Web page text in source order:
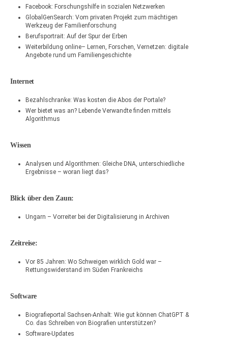
Facebook: Forschungshilfe in sozialen Netzwerken
GlobalGenSearch: Vom privaten Projekt zum mächtigen
Werkzeug der Familienforschung
⁠Berufsportrait: Auf der Spur der Erben
Weiterbildung online– Lernen, Forschen, Vernetzen: digitale
Angebote rund um Familiengeschichte
Internet
Bezahlschranke: Was kosten die Abos der Portale?
Wer bietet was an? Lebende Verwandte finden mittels
Algorithmus
Wissen
Analysen und Algorithmen: Gleiche DNA, unterschiedliche
Ergebnisse – woran liegt das?
Blick über den Zaun:
Ungarn – Vorreiter bei der Digitalisierung in Archiven ⁠
Zeitreise:
Vor 85 Jahren: Wo Schweigen wirklich Gold war –
Rettungswiderstand im Süden Frankreichs
Software
Biografieportal Sachsen-Anhalt: Wie gut können ChatGPT &
Co. das Schreiben von Biografien unterstützen?
Software-Updates ⁠